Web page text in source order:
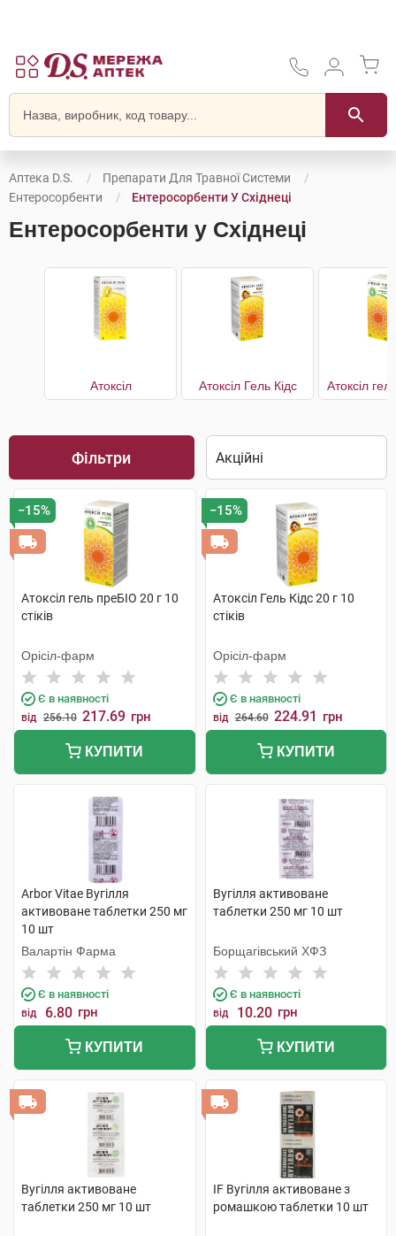
Аптека D.S.
Препарати Для Травної Системи
Ентеросорбенти
Ентеросорбенти У Східнеці
Ентеросорбенти у Східнеці
Атоксіл Атоксіл Гель Кідс Атоксіл
Фільтри
−15%
Атоксіл гель преБІО 20 г 10
стіків
Орісіл-фарм
Є в наявності
від 256.10 217.69 грн
КУПИТИ
−15%
Атоксіл Гель Кідс 20 г 10
стіків
Орісіл-фарм
Є в наявності
від 264.60 224.91 грн
КУПИТИ
Arbor Vitae Вугілля
активоване таблетки 250 мг
10 шт
Валартін Фарма
Є в наявності
від 6.80 грн
КУПИТИ
Вугілля активоване
таблетки 250 мг 10 шт
Борщагівський ХФЗ
Є в наявності
від 10.20 грн
КУПИТИ
Вугілля активоване
таблетки 250 мг 10 шт
IF Вугілля активоване з
ромашкою таблетки 10 шт